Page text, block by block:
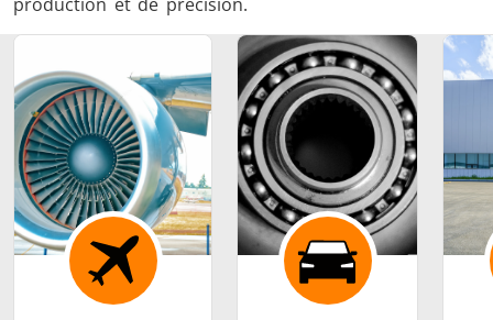
Frettage
Générateur et
Contrôleur
Générateurs